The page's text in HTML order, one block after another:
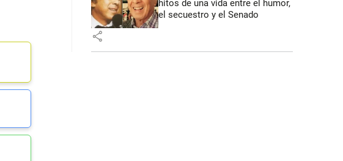
hitos de una vida entre el humor,
el secuestro y el Senado
share